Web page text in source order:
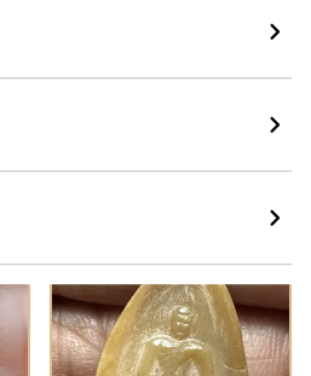
฿ 15,000
แนะนำ